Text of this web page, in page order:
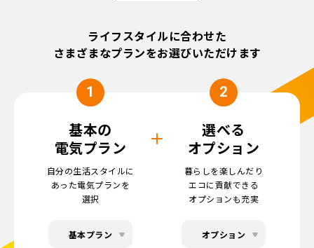
ライフスタイルに合わせた
さまざまなプランをお選びいただけます
1
基本の
電気プラン
自分の生活スタイルに
あった電気プランを
選択
基本プラン
2
選べる
オプション
暮らしを楽しんだり
エコに貢献できる
オプションも充実
オプション